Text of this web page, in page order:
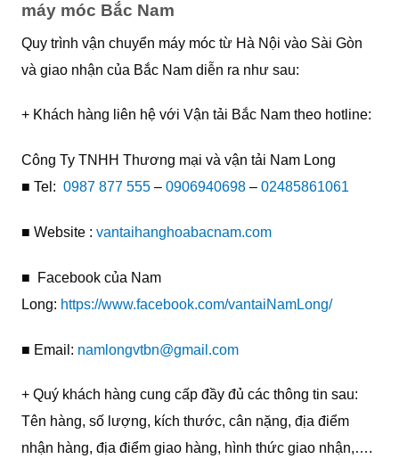
máy móc Bắc Nam
Quy trình vận chuyển máy móc từ Hà Nội vào Sài Gòn
và giao nhận của Bắc Nam diễn ra như sau:
+ Khách hàng liên hệ với Vận tải Bắc Nam theo hotline:
Công Ty TNHH Thương mại và vận tải Nam Long
■ Tel: 0987 877 555 – 0906940698 – 02485861061
■ Website : vantaihanghoabacnam.com
■ Facebook của Nam
Long: https://www.facebook.com/vantaiNamLong/
■ Email: namlongvtbn@gmail.com
+ Quý khách hàng cung cấp đầy đủ các thông tin sau:
Tên hàng, số lượng, kích thước, cân nặng, địa điểm
nhận hàng, địa điểm giao hàng, hình thức giao nhận,….